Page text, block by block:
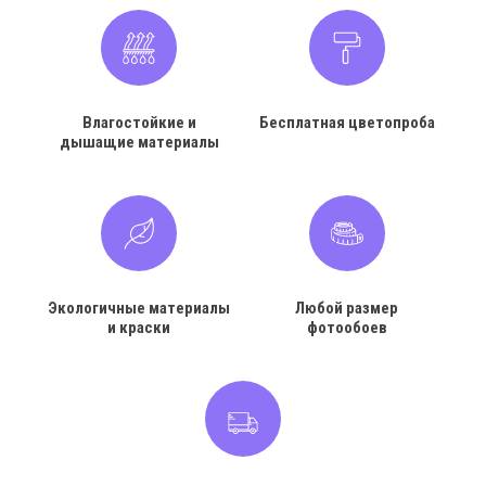
Влагостойкие и
дышащие материалы
Бесплатная цветопроба
Экологичные материалы
и краски
Любой размер
фотообоев